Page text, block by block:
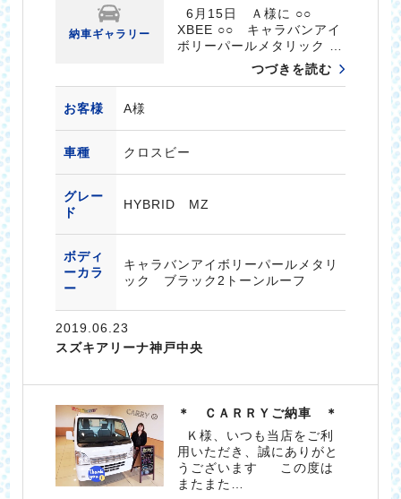
納車ギャラリー
6月15日 Ａ様に ○○
XBEE ○○ キャラバンアイ
ボリーパールメタリック …
つづきを読む
お客様 A様
車種 クロスビー
グレー
ド
HYBRID MZ
ボディ
ーカラ
ー
キャラバンアイボリーパールメタリ
ック ブラック2トーンルーフ
2019.06.23
スズキアリーナ神戸中央
＊ ＣＡＲＲＹご納車 ＊
Ｋ様、いつも当店をご利
用いただき、誠にありがと
うございます この度は
またまた…